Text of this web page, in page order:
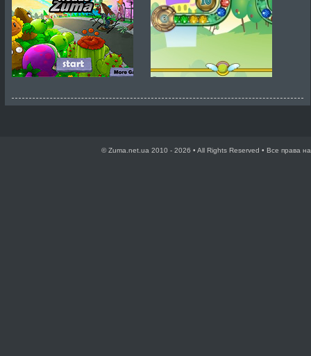
© Zuma.net.ua 2010 - 2026 • All Rights Reserved • Все права